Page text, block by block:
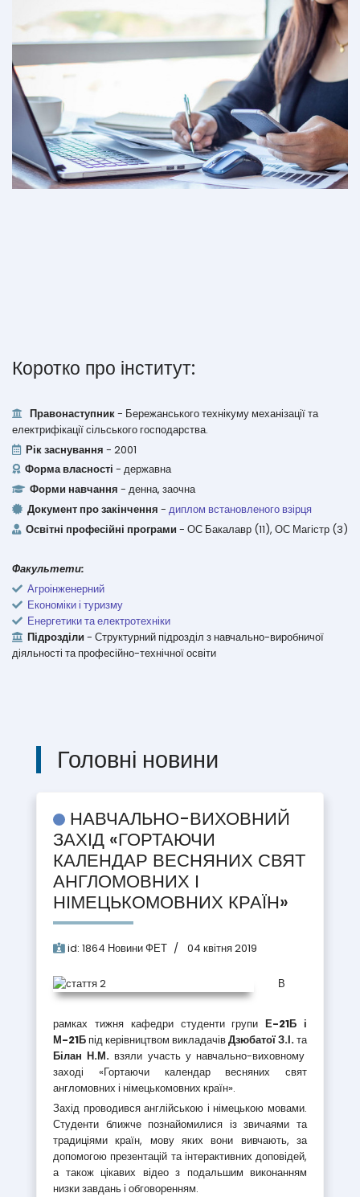
Коротко про інститут:
Правонаступник- Бережанського технікуму механізації та
електрифікації сільського господарства.
Рік заснування - 2001
Форма власності - державна
Форми навчання - денна, заочна
Документ про закінчення - диплом встановленого взірця
Освітні професійні програми - ОС Бакалавр (11), ОС Магістр (3)
Факультети:
Агроінженерний
Економіки і туризму
Енергетики та електротехніки
Підрозділи - Структурний підрозділ з навчально-виробничої
діяльності та професійно-технічної освіти
Головні новини
НАВЧАЛЬНО-ВИХОВНИЙ
ЗАХІД «ГОРТАЮЧИ
КАЛЕНДАР ВЕСНЯНИХ СВЯТ
АНГЛОМОВНИХ І
НІМЕЦЬКОМОВНИХ КРАЇН»
id: 1864 Новини ФЕТ 04 квітня 2019
В
рамках тижня кафедри студенти групиЕ-21Б і
М-21Б під керівництвом викладачівДзюбатої З.І.та
Білан Н.М. взяли участь у навчально-виховному
заході «Гортаючи календар весняних свят
англомовних і німецькомовних країн».
Захід проводився англійською і німецькою мовами.
Студенти ближче познайомилися із звичаями та
традиціями країн, мову яких вони вивчають, за
допомогою презентацій та інтерактивних доповідей,
а також цікавих відео з подальшим виконанням
низки завдань і обговоренням.